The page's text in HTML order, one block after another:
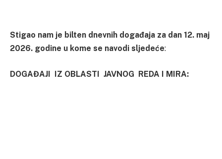
Stigao nam je bilten dnevnih događaja za dan 12. maj
2026. godine u kome se navodi sljedeće:
DOGAĐAJI IZ OBLASTI JAVNOG REDA I MIRA: